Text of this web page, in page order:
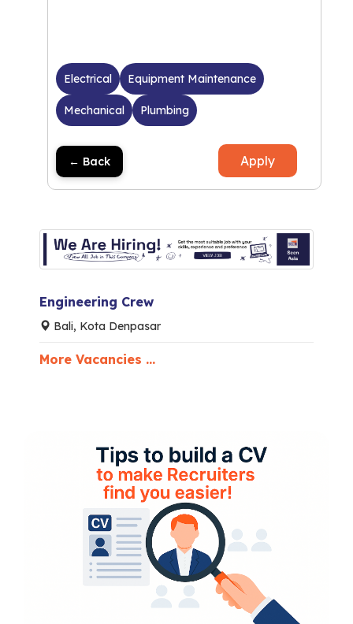
Electrical Equipment Maintenance
Mechanical Plumbing
← Back Apply
Engineering Crew
Bali, Kota Denpasar
More Vacancies ...